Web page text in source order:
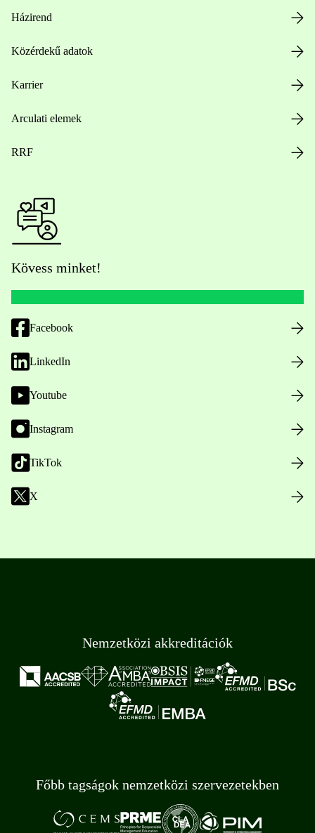
Házirend
Közérdekű adatok
Karrier
Arculati elemek
RRF
Kövess minket!
Facebook
LinkedIn
Youtube
Instagram
TikTok
X
Nemzetközi akkreditációk
Főbb tagságok nemzetközi szervezetekben